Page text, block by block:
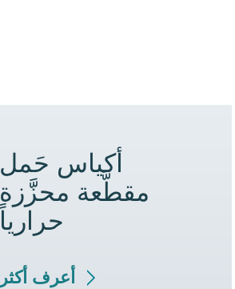
أكياس حَمل
مقطَّعة محزَّزة
حرارياً
أعرف أكثر